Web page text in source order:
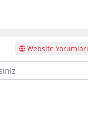
Website Yorumları